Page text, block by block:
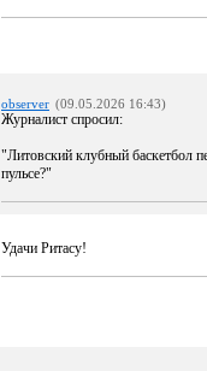
observer (09.05.2026 16:43)
Журналист спросил:
"Литовский клубный баскетбол
пульсе?"
Удачи Ритасу!